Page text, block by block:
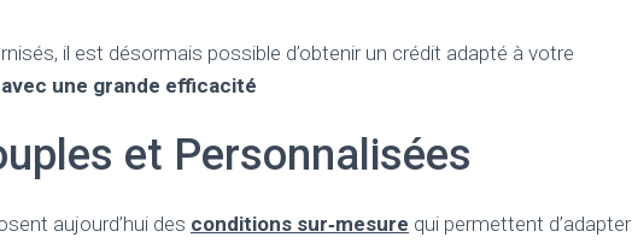
il est désormais possible d’obtenir un crédit adapté à votre
avec une grande efficacité
et Personnalisées
aujourd’hui des conditions sur‑mesure qui permettent d’adapter